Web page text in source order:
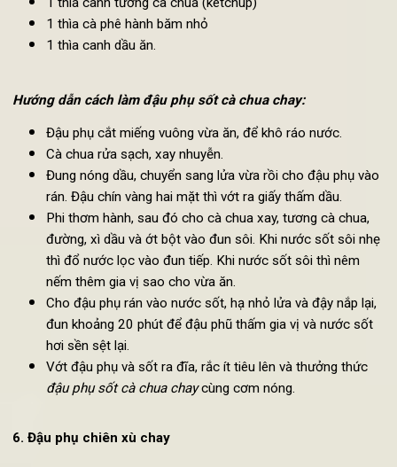
Nguyên liệu:
2 bìa đậu phụ
2 quả cà chua chín
1/3 chén nước sôi
1,5 thìa canh xì dầu,
2/3 thìa canh đường
1 thìa cà phê tiêu
½ thìa cà phê ớt bột (nếu muốn ăn cay)
1 thìa canh tương cà chua (ketchup)
1 thìa cà phê hành băm nhỏ
1 thìa canh dầu ăn.
Hướng dẫn cách làm đậu phụ sốt cà chua chay:
Đậu phụ cắt miếng vuông vừa ăn, để khô ráo nước.